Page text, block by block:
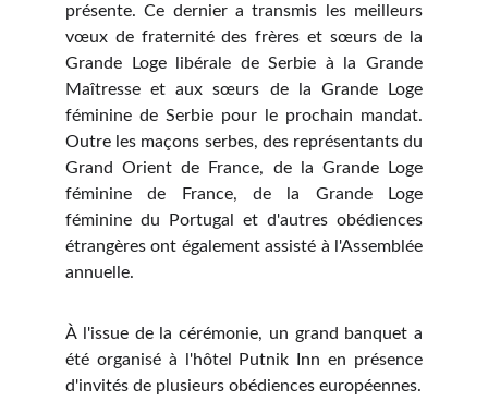
présente. Ce dernier a transmis les meilleurs
vœux de fraternité des frères et sœurs de la
Grande Loge libérale de Serbie à la Grande
Maîtresse et aux sœurs de la Grande Loge
féminine de Serbie pour le prochain mandat.
Outre les maçons serbes, des représentants du
Grand Orient de France, de la Grande Loge
féminine de France, de la Grande Loge
féminine du Portugal et d'autres obédiences
étrangères ont également assisté à l'Assemblée
annuelle.
À l'issue de la cérémonie, un grand banquet a
été organisé à l'hôtel Putnik Inn en présence
d'invités de plusieurs obédiences européennes.